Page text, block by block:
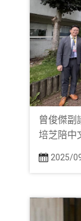
曾俊傑副
培芝陪中
2025/